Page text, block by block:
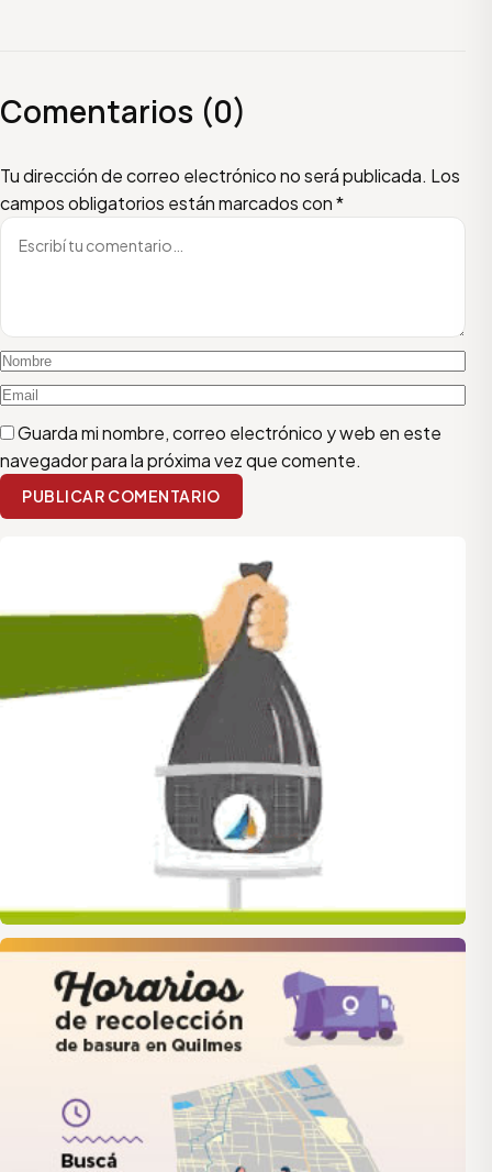
Comentarios (0)
Tu dirección de correo electrónico no será publicada. Los
campos obligatorios están marcados con*
Escribí tu comentario
Nombre
Email
Guarda mi nombre, correo electrónico y web en este
navegador para la próxima vez que comente.
PUBLICAR COMENTARIO
quilmes